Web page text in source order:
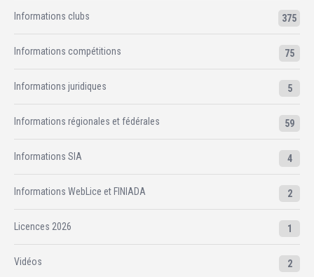
Informations clubs 375
Informations compétitions 75
Informations juridiques 5
Informations régionales et fédérales 59
Informations SIA 4
Informations WebLice et FINIADA 2
Licences 2026 1
Vidéos 2